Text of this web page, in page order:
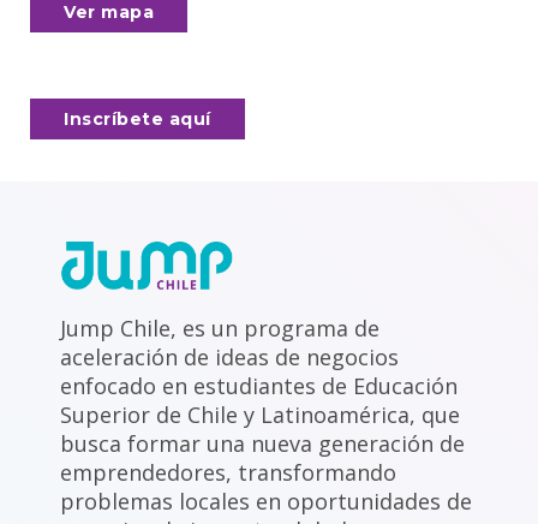
Ver mapa
Inscríbete aquí
Jump Chile, es un programa de
aceleración de ideas de negocios
enfocado en estudiantes de Educación
Superior de Chile y Latinoamérica, que
busca formar una nueva generación de
emprendedores, transformando
problemas locales en oportunidades de